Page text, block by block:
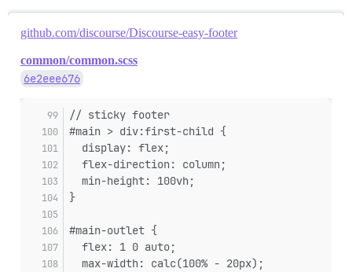
github.com/discourse/Discourse-easy-footer
common/common.scss
6e2eee676
// sticky footer
#main > div:first-child {
  display: flex;
  flex-direction: column;
  min-height: 100vh;
}
#main-outlet {
  flex: 1 0 auto;
  max-width: calc(100% - 20px);